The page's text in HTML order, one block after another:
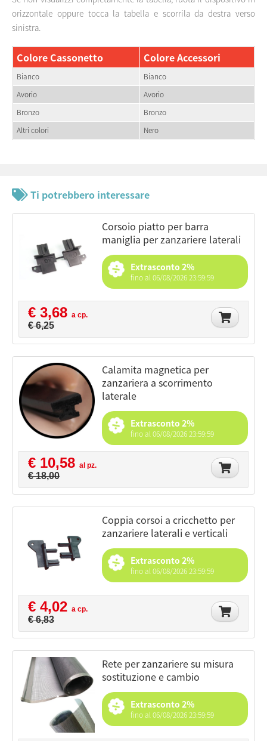
orizzontale oppure tocca la tabella e scorrila da destra verso
sinistra.
Colore Cassonetto Colore Accessori
Bianco
Bianco
Avorio
Avorio
Bronzo
Bronzo
Altri colori
Nero
Ti potrebbero interessare
corsoio piatto per barra
maniglia per zanzariere laterali
Extrasconto 2%
fino al 06/08/2026 23:59:59
€ 3,68 a cp.
€ 6,25
calamita magnetica per
zanzariera a scorrimento
laterale
Extrasconto 2%
fino al 06/08/2026 23:59:59
€ 10,58 al pz.
€ 18,00
coppia corsoi a cricchetto per
zanzariere laterali e verticali
Extrasconto 2%
fino al 06/08/2026 23:59:59
€ 4,02 a cp.
€ 6,83
rete per zanzariere su misura
sostituzione e cambio
Extrasconto 2%
fino al 06/08/2026 23:59:59